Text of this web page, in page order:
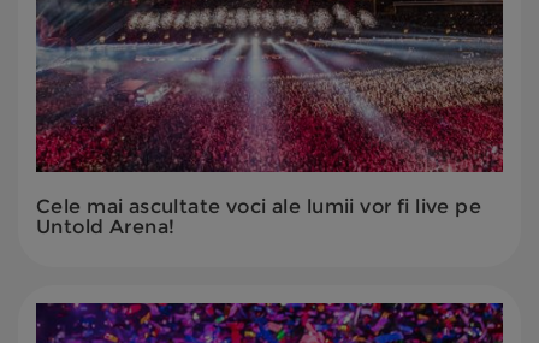
Cele mai ascultate voci ale lumii vor fi live pe
Untold Arena!